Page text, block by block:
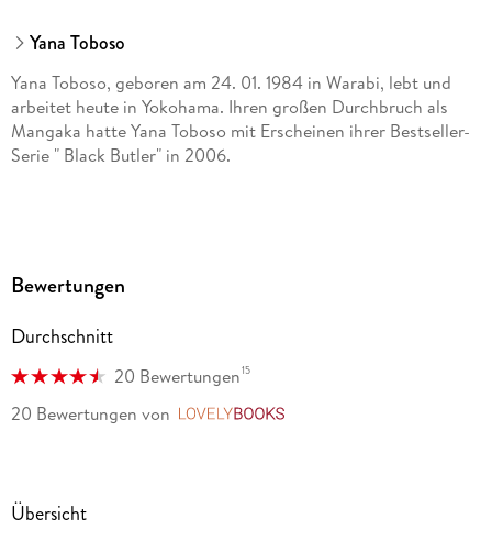
Yana Toboso
Yana Toboso, geboren am 24. 01. 1984 in Warabi, lebt und
arbeitet heute in Yokohama. Ihren großen Durchbruch als
Mangaka hatte Yana Toboso mit Erscheinen ihrer Bestseller-
Serie " Black Butler" in 2006.
Bewertungen
Durchschnitt
20 Bewertungen15
20 Bewertungen von
Übersicht